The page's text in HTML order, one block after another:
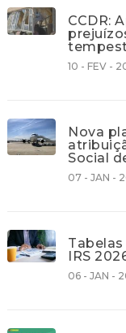
CCDR:
10 - FEV -
Nova
Social
07 - JAN -
IRS
06 - JAN -